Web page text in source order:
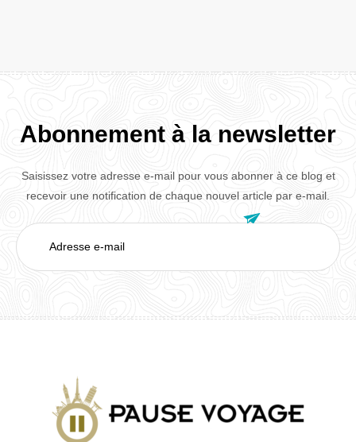
Abonnement à la newsletter
Saisissez votre adresse e-mail pour vous abonner à ce blog et
recevoir une notification de chaque nouvel article par e-mail.
Adresse
e-
mail
